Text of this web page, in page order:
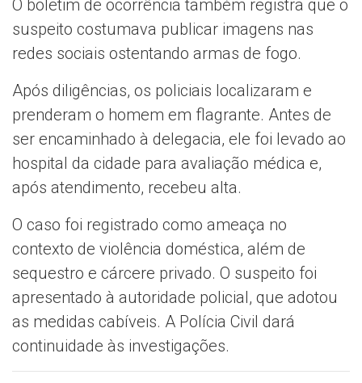
O boletim de ocorrência também registra que o
suspeito costumava publicar imagens nas
redes sociais ostentando armas de fogo.
Após diligências, os policiais localizaram e
prenderam o homem em flagrante. Antes de
ser encaminhado à delegacia, ele foi levado ao
hospital da cidade para avaliação médica e,
após atendimento, recebeu alta.
O caso foi registrado como ameaça no
contexto de violência doméstica, além de
sequestro e cárcere privado. O suspeito foi
apresentado à autoridade policial, que adotou
as medidas cabíveis. A Polícia Civil dará
continuidade às investigações.